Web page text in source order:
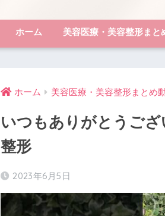
ホーム 美容医療・美容整形まと
ホーム 美容医療・美容整形まとめ
いつもありがとうご
整形
2023年6月5日